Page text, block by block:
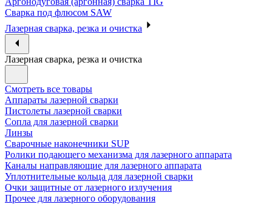
Сварка под флюсом SAW
Лазерная сварка, резка и очистка
Лазерная сварка, резка и очистка
Смотреть все товары
Аппараты лазерной сварки
Пистолеты лазерной сварки
Сопла для лазерной сварки
Линзы
Сварочные наконечники SUP
Ролики подающего механизма для лазерного аппарата
Каналы направляющие для лазерного аппарата
Уплотнительные кольца для лазерной сварки
Очки защитные от лазерного излучения
Прочее для лазерного оборудования